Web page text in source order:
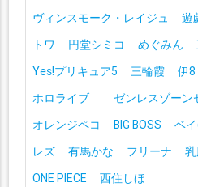
ヴィンスモーク・レイジュ
遊
トワ
円堂シミコ めぐみん
Yes!プリキュア5
三輪霞 伊8
ホロライブ
ゼンレスゾーン
オレンジペコ
BIG BOSS ベ
レズ
有馬かな フリーナ
ONE PIECE
西住しほ